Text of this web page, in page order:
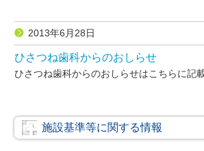
2013年6月28日
ひさつね歯科からのおしらせ
ひさつね歯科からのおしらせはこちらに記
施設基準等に関する情報